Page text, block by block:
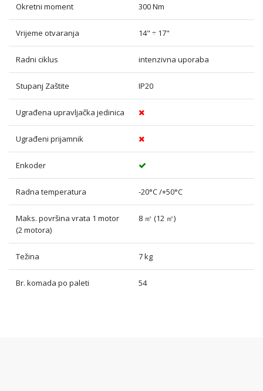
Okretni moment 300 Nm
Vrijeme otvaranja 14" ÷ 17"
Radni ciklus intenzivna uporaba
Stupanj Zaštite IP20
Ugrađena upravljačka jedinica
Ugrađeni prijamnik
Enkoder
Radna temperatura -20°C /+50°C
Maks. površina vrata 1 motor
(2 motora)
8 ㎡ (12 ㎡)
Težina 7 kg
Br. komada po paleti 54